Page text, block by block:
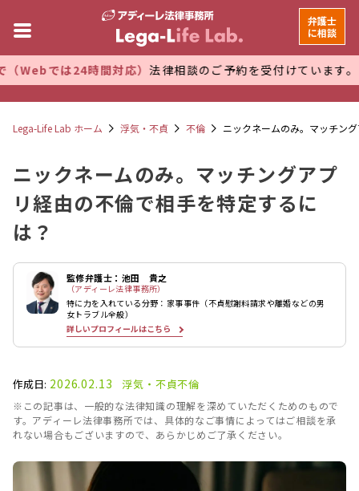
時間対応）法律相談のご予約を受付けています。 万全な管理体
弁護士
に相談
Lega-Life Lab ホーム 浮気・不貞 不倫 ニックネームのみ。マッチン
ニックネームのみ。マッチングアプ
リ経由の不倫で相手を特定するに
は？
監修弁護士：池田 貴之
（アディーレ法律事務所）
特に力を入れている分野：家事事件（不貞慰謝料請求や離婚などの男
女トラブル全般）
詳しいプロフィールはこちら
作成日: 2026.02.13 浮気・不貞不倫
※この記事は、一般的な法律知識の理解を深めていただくためのもので
す。アディーレ法律事務所では、具体的なご事情によってはご相談を承
れない場合もございますので、あらかじめご了承ください。